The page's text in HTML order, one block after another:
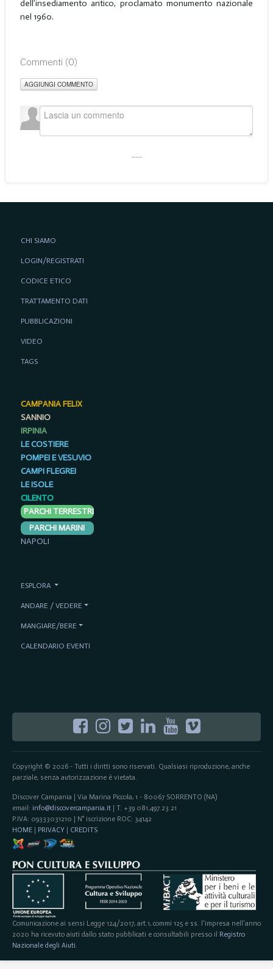
dell’insediamento antico, proclamato monumento nazionale
nel 1960.
Commenti (0)
AGGIUNGI COMMENTO
Copyright © 2026 - Tutti i diritti sono riservati. Qualsiasi riproduzione, anche
parziale, senza autorizzazione è vietata.
Discover Campania | Via Marina Piccola, 1 - 80067 SORRENTO (NA)
email: info@discovercampania.it| T. +39 081.497.23.21
P.IVA: 09333031210 | N° iscrizione ROC: 34142
HOME| PRIVACY | CREDITS
Comunicazione ai sensi Legge 124/2017, art.1, commi 125 e ss. l'impresa nell'anno
2020 ha ricevuto aiuti dallo stato pubblicati e consultabili presso il Registro
Nazionale degli Aiuti.
CHI SIAMO
LOGIN/REGISTRATI
CODICE ETICO
TRATTAMENTO DATI
PUBBLICAZIONI
VIDEO
TAGS
CAMPANIA FELIX
SANNIO
IRPINIA
LE COSTIERE
POMPEI E VESUVIO
CAMPI FLEGREI
LE ISOLE
CILENTO
PARCHI TERRESTRI
PARCHI MARINI
NAPOLI
ESPLORA
ANDARE / VEDERE
MANGIARE/BERE
CALENDARIO EVENTI